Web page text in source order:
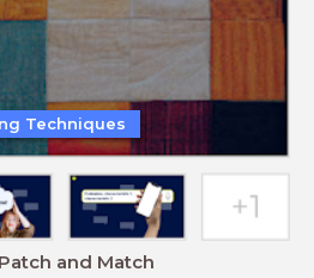
and Match
Techniques